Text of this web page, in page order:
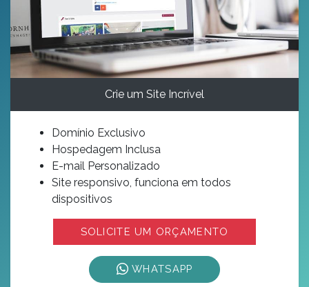
Crie um Site Incrível
Domínio Exclusivo
Hospedagem Inclusa
E-mail Personalizado
Site responsivo, funciona em todos
dispositivos
SOLICITE UM ORÇAMENTO
WHATSAPP